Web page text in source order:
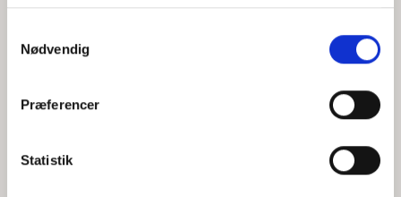
Nødvendig
Præferencer
Statistik